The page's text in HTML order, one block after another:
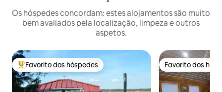
Os hóspedes concordam: estes alojamentos são muito
bem avaliados pela localização, limpeza e outros
aspetos.
Favoritos dos hóspedes mais apreciados
Favorito dos hóspedes Favorito dos
Favorito dos